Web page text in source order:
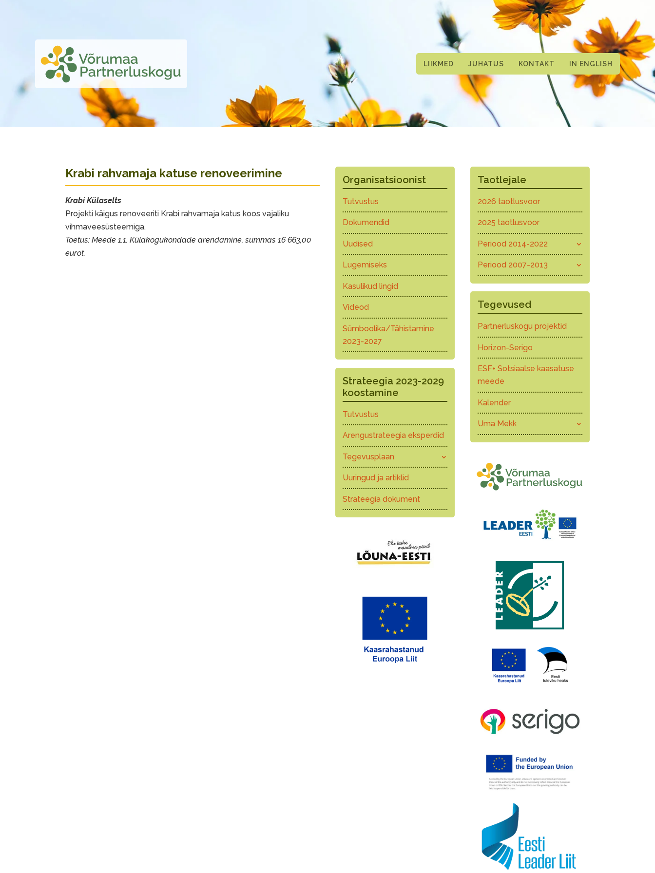
LIIKMED JUHATUS KONTAKT IN ENGLISH
Krabi rahvamaja katuse renoveerimine
Krabi Külaselts
Projekti käigus renoveeriti Krabi rahvamaja katus koos vajaliku
vihmaveesüsteemiga.
Toetus: Meede 1.1. Külakogukondade arendamine, summas 16 663,00
eurot.
Organisatsioonist
Tutvustus
Dokumendid
Uudised
Lugemiseks
Kasulikud lingid
Videod
Sümboolika/Tähistamine
2023-2027
Strateegia 2023-2029
koostamine
Tutvustus
Arengustrateegia eksperdid
Tegevusplaan
Uuringud ja artiklid
Strateegia dokument
Taotlejale
2026 taotlusvoor
2025 taotlusvoor
Periood 2014-2022
Periood 2007-2013
Tegevused
Partnerluskogu projektid
Horizon-Serigo
ESF+ Sotsiaalse kaasatuse
meede
Kalender
Uma Mekk